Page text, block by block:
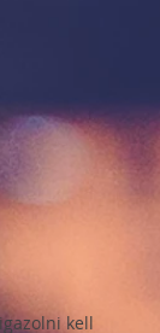
kell